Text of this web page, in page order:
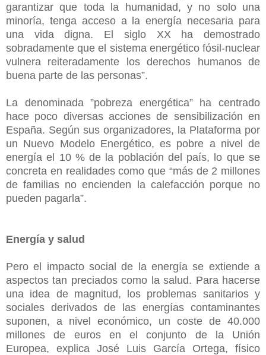
garantizar que toda la humanidad, y no solo una
minoría, tenga acceso a la energía necesaria para
una vida digna. El siglo XX ha demostrado
sobradamente que el sistema energético fósil-nuclear
vulnera reiteradamente los derechos humanos de
buena parte de las personas”.
La denominada ”pobreza energética” ha centrado
hace poco diversas acciones de sensibilización en
España. Según sus organizadores, la Plataforma por
un Nuevo Modelo Energético, es pobre a nivel de
energía el 10 % de la población del país, lo que se
concreta en realidades como que “más de 2 millones
de familias no encienden la calefacción porque no
pueden pagarla”.
Energía y salud
Pero el impacto social de la energía se extiende a
aspectos tan preciados como la salud. Para hacerse
una idea de magnitud, los problemas sanitarios y
sociales derivados de las energías contaminantes
suponen, a nivel económico, un coste de 40.000
millones de euros en el conjunto de la Unión
Europea, explica José Luis García Ortega, físico